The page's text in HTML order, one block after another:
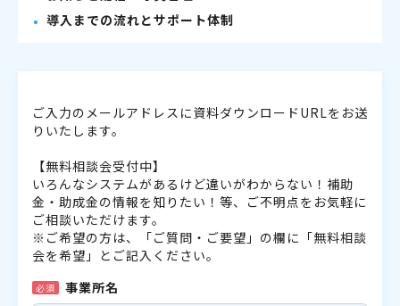
導入までの流れとサポート体制
ご入力のメールアドレスに資料ダウンロードURLをお送
りいたします。
【無料相談会受付中】
いろんなシステムがあるけど違いがわからない！補助
金・助成金の情報を知りたい！等、ご不明点をお気軽に
ご相談いただけます。
※ご希望の方は、「ご質問・ご要望」の欄に「無料相談
会を希望」とご記入ください。
必須 事業所名